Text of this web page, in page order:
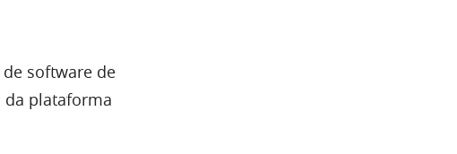
software de
da plataforma